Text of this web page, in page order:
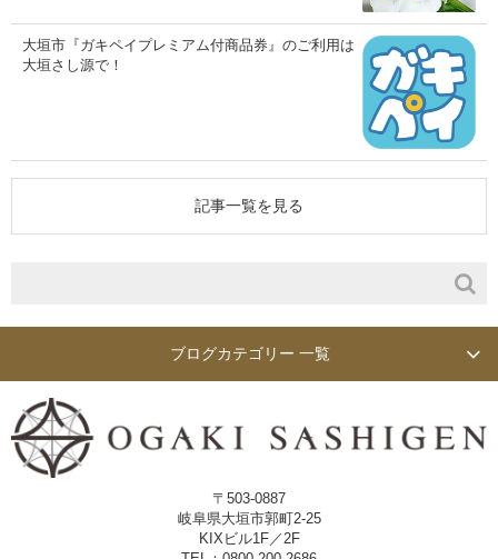
大垣市『ガキペイプレミアム付商品券』のご利用は
大垣さし源で！
記事一覧を見る
ブログカテゴリー 一覧
〒503-0887
岐阜県大垣市郭町2-25
KIXビル1F／2F